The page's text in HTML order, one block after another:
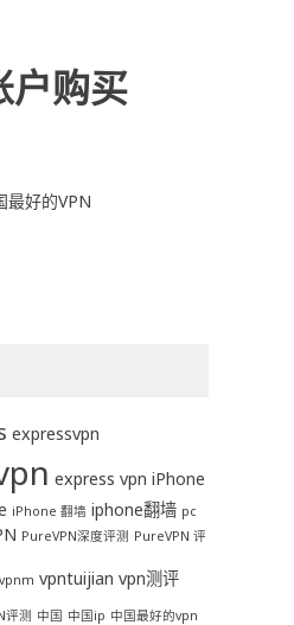
户购买
最好的VPN
expressvpn
express vpn iPhone
iPhone 翻墙 iphone翻墙 pc
PureVPN深度评测 PureVPN 评
vpnm vpntuijian vpn测评
评测 中国 中国ip 中国最好的vpn